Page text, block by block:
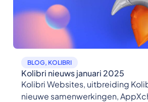
BLOG, KOLIBRI
Kolibri nieuws januari 2025
Kolibri Websites, uitbreiding
nieuwe samenwerkingen,